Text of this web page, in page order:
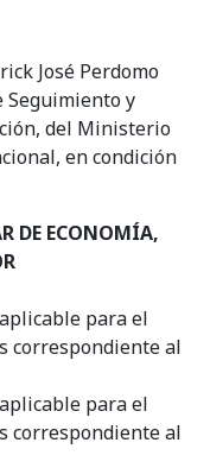
José Perdomo
Seguimiento y
del Ministerio
en condición
DE ECONOMÍA,
para el
correspondiente al
para el
correspondiente al